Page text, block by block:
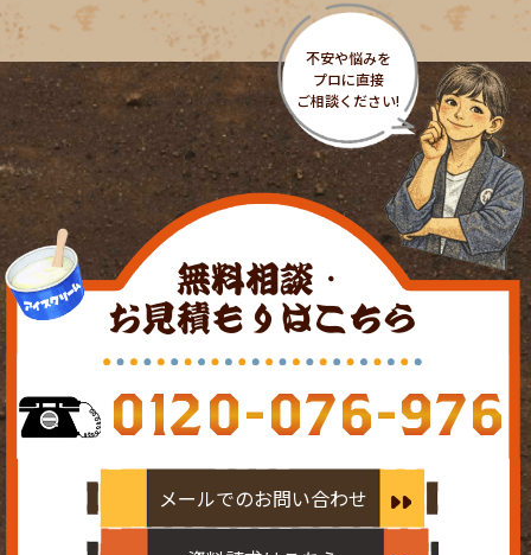
無料相談・
お見積もりはこちら
0120-076-976
メールでのお問い合わせ